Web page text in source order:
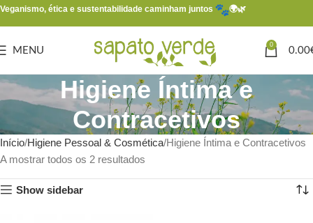
Veganismo, ética e sustentabilidade caminham juntos 🌍🌿
MENU
0
0.00
Higiene Íntima e
Contracetivos
Início Higiene Pessoal & Cosmética Higiene Íntima e Contracetivos
A mostrar todos os 2 resultados
Show sidebar